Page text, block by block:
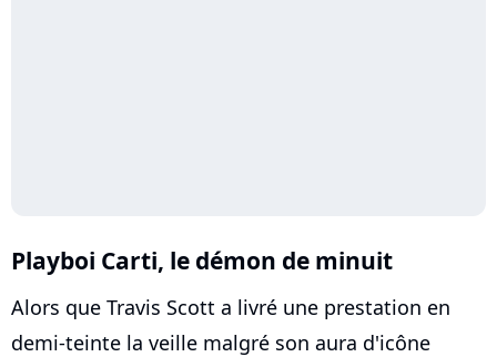
Playboi Carti, le démon de minuit
Alors que Travis Scott a livré une prestation en
demi-teinte la veille malgré son aura d'icône